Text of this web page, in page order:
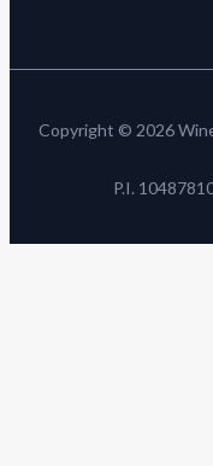
Copyright © 2026
P.I.